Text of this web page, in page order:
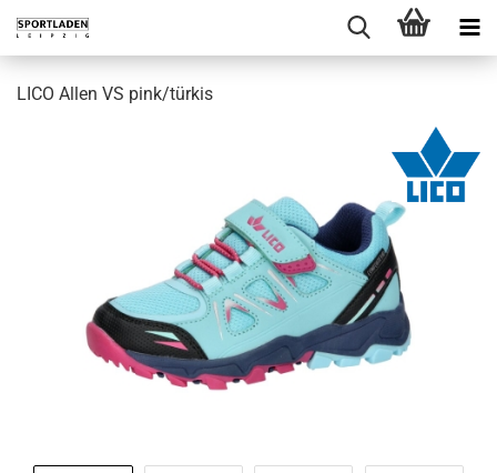
LICO Allen VS pink/türkis